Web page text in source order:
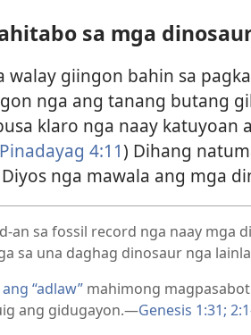
sa mga
walay giingon bahin sa
nga ang tanang butang
klaro nga naay
Pinadayag 4:11) Dihang
nga mawala ang mga
an sa fossil record nga naay mga
sa una daghag dinosaur nga
ang “adlaw” mahimong
ang gidugayon.​—Genesis 1:31;